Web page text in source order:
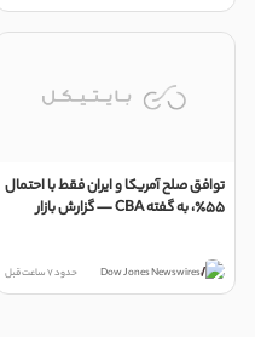
توافق صلح آمریکا و ایران فقط با احتمال
55٪، به گفته CBA — گزارش بازار
Dow Jones Newswires حدود 7 ساعت قبل